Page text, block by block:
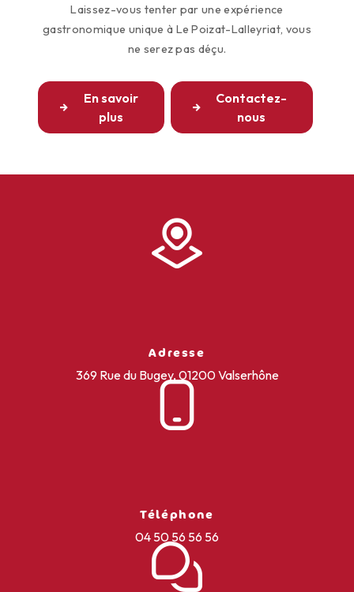
Laissez-vous tenter par une expérience
gastronomique unique à Le Poizat-Lalleyriat, vous
ne serez pas déçu.
En savoir
plus
Contactez-
nous
Adresse
369 Rue du Bugey, 01200 Valserhône
Téléphone
04 50 56 56 56